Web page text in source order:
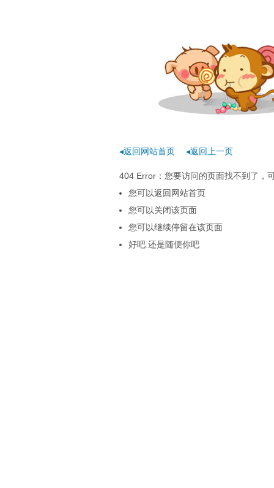
◂返回网站首页 ◂返回上一页
404 Error：您要访问的页面找不到了，
您可以返回网站首页
您可以关闭该页面
您可以继续停留在该页面
好吧.还是随便你吧